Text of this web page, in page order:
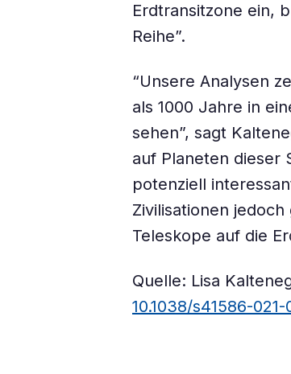
Erdtransitzone ein,
Reihe”.
“Unsere Analysen
als 1000 Jahre in
sehen”, sagt
auf Planeten dieser
potenziell
Zivilisationen
Teleskope auf die
Quelle: Lisa
10.1038/s41586-